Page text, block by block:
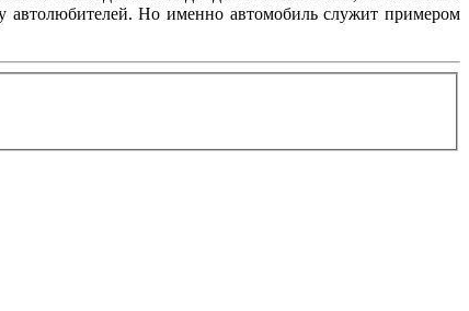
автолюбителей. Но именно автомобиль служит примером